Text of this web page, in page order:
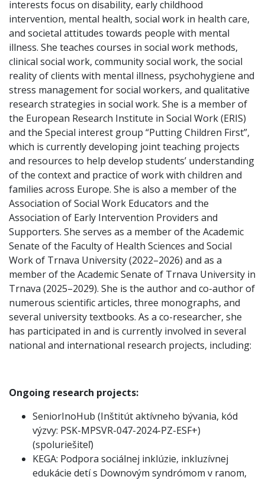
interests focus on disability, early childhood
intervention, mental health, social work in health care,
and societal attitudes towards people with mental
illness. She teaches courses in social work methods,
clinical social work, community social work, the social
reality of clients with mental illness, psychohygiene and
stress management for social workers, and qualitative
research strategies in social work. She is a member of
the European Research Institute in Social Work (ERIS)
and the Special interest group “Putting Children First”,
which is currently developing joint teaching projects
and resources to help develop students’ understanding
of the context and practice of work with children and
families across Europe. She is also a member of the
Association of Social Work Educators and the
Association of Early Intervention Providers and
Supporters. She serves as a member of the Academic
Senate of the Faculty of Health Sciences and Social
Work of Trnava University (2022–2026) and as a
member of the Academic Senate of Trnava University in
Trnava (2025–2029). She is the author and co-author of
numerous scientific articles, three monographs, and
several university textbooks. As a co-researcher, she
has participated in and is currently involved in several
national and international research projects, including:
Ongoing research projects:
SeniorInoHub (Inštitút aktívneho bývania, kód
výzvy: PSK-MPSVR-047-2024-PZ-ESF+)
(spoluriešiteľ)
KEGA: Podpora sociálnej inklúzie, inkluzívnej
edukácie detí s Downovým syndrómom v ranom,